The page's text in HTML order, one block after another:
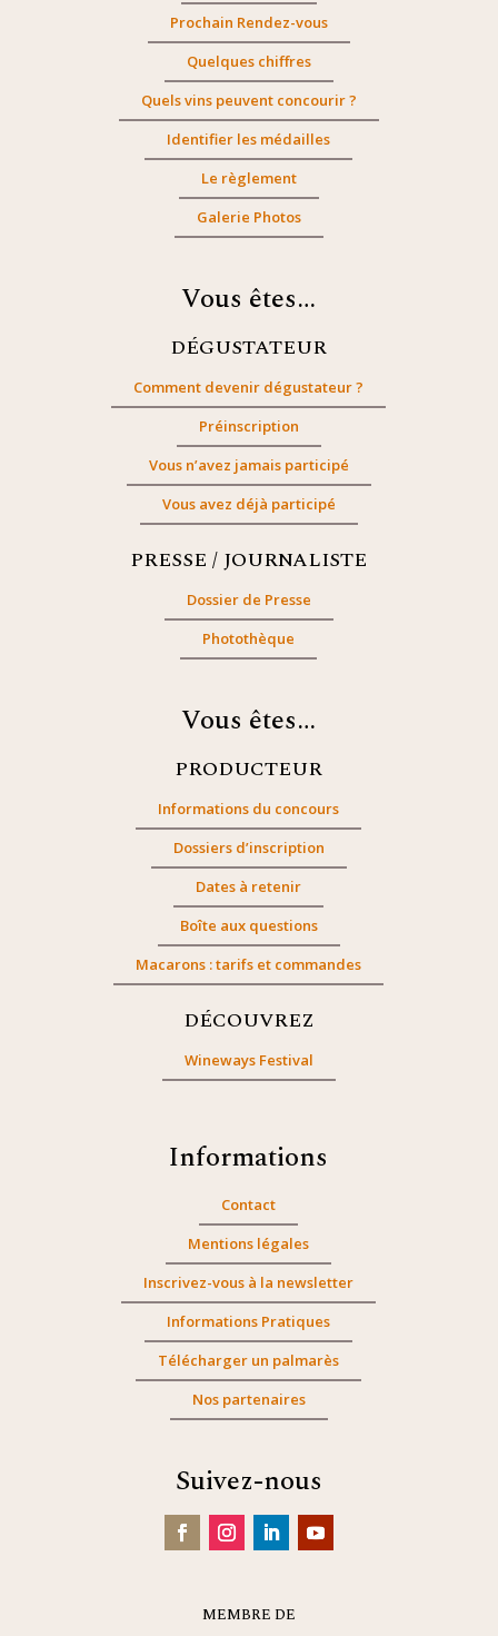
Prochain Rendez-vous
Quelques chiffres
Quels vins peuvent concourir ?
Identifier les médailles
Le règlement
Galerie Photos
Vous êtes…
DÉGUSTATEUR
Comment devenir dégustateur ?
Préinscription
Vous n’avez jamais participé
Vous avez déjà participé
PRESSE / JOURNALISTE
Dossier de Presse
Photothèque
Vous êtes…
PRODUCTEUR
Informations du concours
Dossiers d’inscription
Dates à retenir
Boîte aux questions
Macarons : tarifs et commandes
DÉCOUVREZ
Wineways Festival
Informations
Contact
Mentions légales
Inscrivez-vous à la newsletter
Informations Pratiques
Télécharger un palmarès
Nos partenaires
Suivez-nous
MEMBRE DE